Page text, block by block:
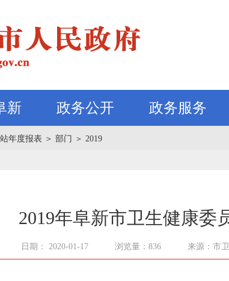
新 政务公开 政务服务
年度报表 ＞ 部门 ＞ 2019
2019年阜新市卫生健康委
日期： 2020-01-17 浏览量：836 来源：市